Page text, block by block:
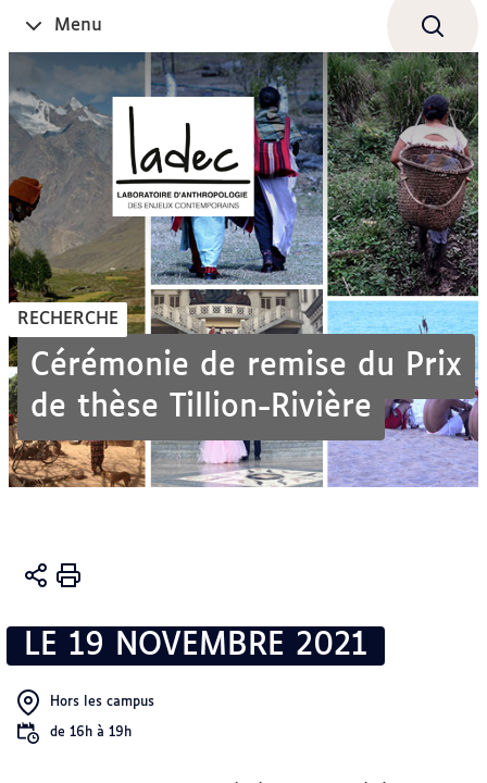
contenu
Ouvrir
le
Menu
RECHERCHE
Cérémonie de remise du Prix
de thèse Tillion-Rivière
Vous
Accueil
Valorisation
scientifique
LE 19 NOVEMBRE 2021
Hors les campus
de 16h à 19h